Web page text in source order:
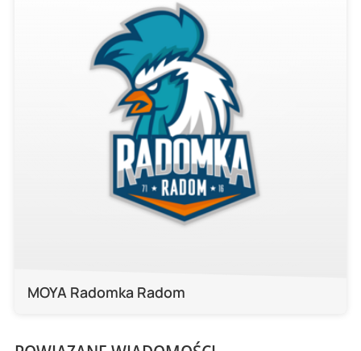
MOYA Radomka Radom